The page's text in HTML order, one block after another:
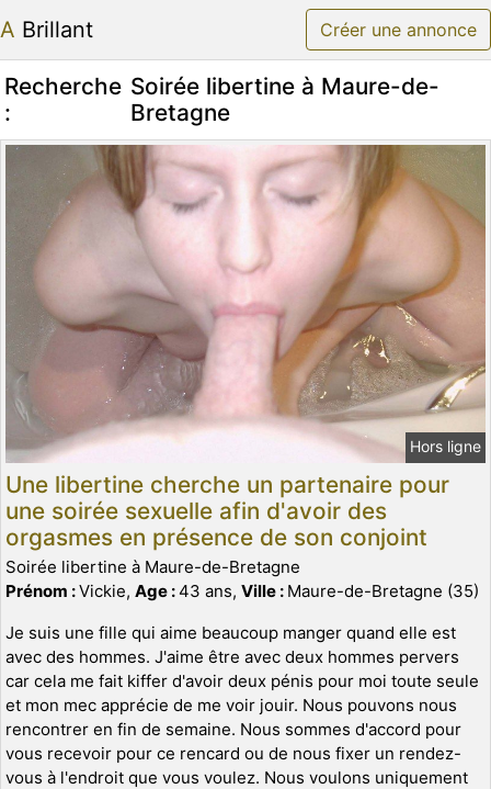
A Brillant Créer une annonce
Recherche
:
Soirée libertine à Maure-de-
Bretagne
Hors ligne
Une libertine cherche un partenaire pour
une soirée sexuelle afin d'avoir des
orgasmes en présence de son conjoint
Soirée libertine à Maure-de-Bretagne
Prénom :Vickie, Age :43 ans, Ville : Maure-de-Bretagne (35)
Je suis une fille qui aime beaucoup manger quand elle est
avec des hommes. J'aime être avec deux hommes pervers
car cela me fait kiffer d'avoir deux pénis pour moi toute seule
et mon mec apprécie de me voir jouir. Nous pouvons nous
rencontrer en fin de semaine. Nous sommes d'accord pour
vous recevoir pour ce rencard ou de nous fixer un rendez-
vous à l'endroit que vous voulez. Nous voulons uniquement